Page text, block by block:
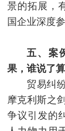
景的拓展，
国企业深度
五、案
果，谁说了
贸易纠
摩克利斯之
争议引发的